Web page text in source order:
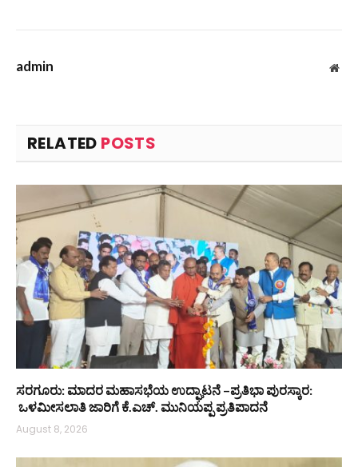
admin
RELATED POSTS
ಸರಗೂರು: ಮಾದರ ಮಹಾಸಭೆಯ ಉದ್ಘಾಟನೆ –ಪ್ರತಿಭಾ ಪುರಸ್ಕಾರ:
ಒಳಮೀಸಲಾತಿ ಜಾರಿಗೆ ಕೆ.ಎಚ್. ಮುನಿಯಪ್ಪ ಪ್ರತಿಪಾದನೆ
August 8, 2026